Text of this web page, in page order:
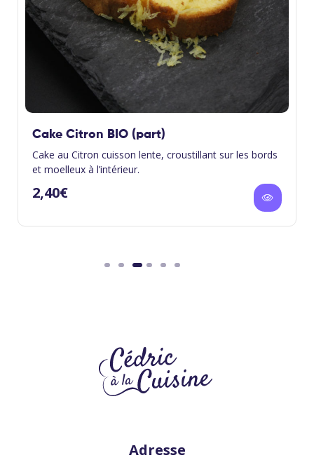
Cake Citron BIO (part)
Cake au Citron cuisson lente, croustillant sur les bords
et moelleux à l’intérieur.
2,40€
Adresse